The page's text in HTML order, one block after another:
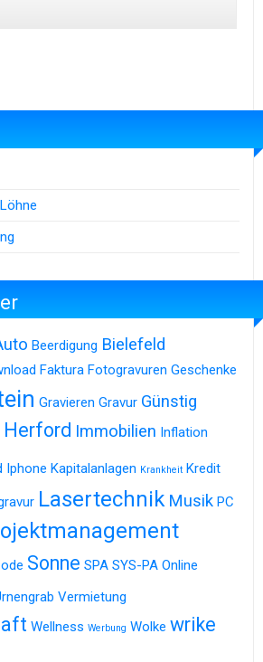
Beerdigung Bielefeld
Faktura Fotogravuren Geschenke
Gravieren Gravur Günstig
Herford Immobilien Inflation
Iphone Kapitalanlagen Krankheit Kredit
Lasertechnik Musik PC
Sonne SPA SYS-PA Online
Vermietung
Wellness Werbung Wolke wrike